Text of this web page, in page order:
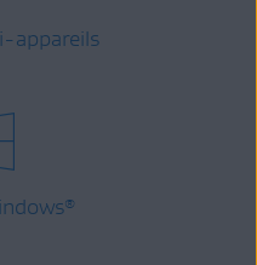
appareils
®